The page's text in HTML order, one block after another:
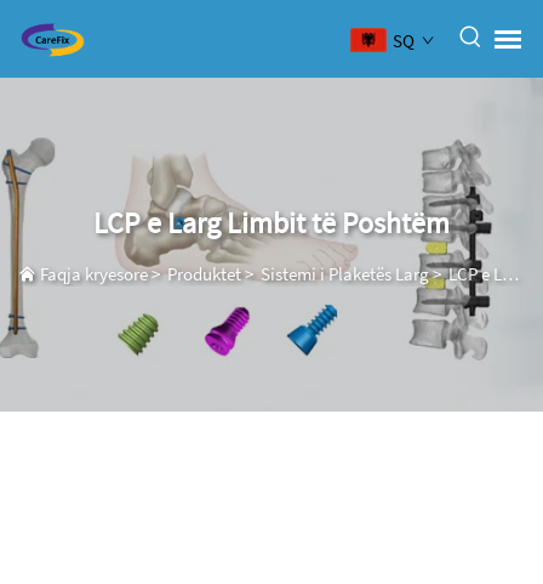
SQ
LCP e Larg Limbit të Poshtëm
Faqja kryesore>Produktet> Sistemi i Plaketës Larg>LCP e Larg Limbit të Poshtëm